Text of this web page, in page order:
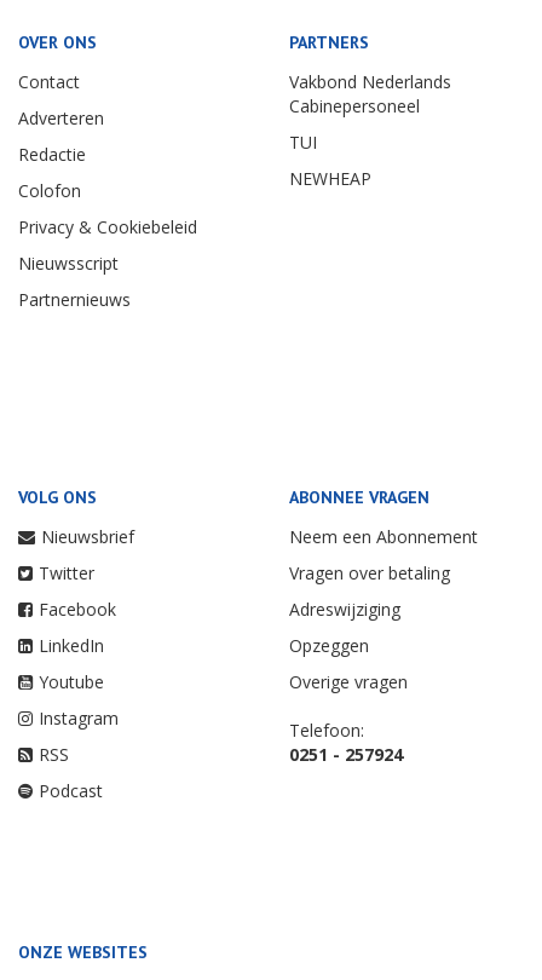
OVER ONS
Contact
Adverteren
Redactie
Colofon
Privacy & Cookiebeleid
Nieuwsscript
Partnernieuws
PARTNERS
Vakbond Nederlands
Cabinepersoneel
TUI
NEWHEAP
VOLG ONS
Nieuwsbrief
Twitter
Facebook
LinkedIn
Youtube
Instagram
RSS
Podcast
ABONNEE VRAGEN
Neem een Abonnement
Vragen over betaling
Adreswijziging
Opzeggen
Overige vragen
Telefoon:
0251 - 257924
ONZE WEBSITES